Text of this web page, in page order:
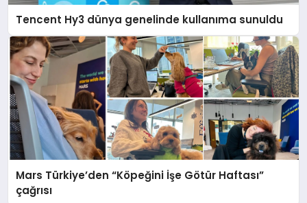
Tencent Hy3 dünya genelinde kullanıma sunuldu
Mars Türkiye’den “Köpeğini İşe Götür Haftası”
çağrısı